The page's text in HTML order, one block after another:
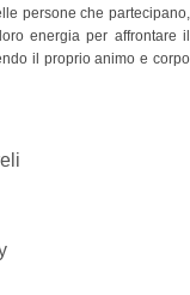
persone che partecipano,
energia per affrontare il
il proprio animo e corpo